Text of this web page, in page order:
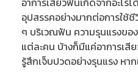
อุปสรรคอย่างมากต่อการใช้ชี
ๆ บริเวณฟัน ความรุนแรงขอ
แต่ละคน บ้างก็มีแค่อาการเสี
รู้สึกเจ็บปวดอย่างรุนแรง หา